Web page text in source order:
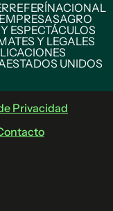
REFERÍNACIONAL
AGRO
ESPECTÁCULOS
Y LEGALES
ESTADOS UNIDOS
Privacidad